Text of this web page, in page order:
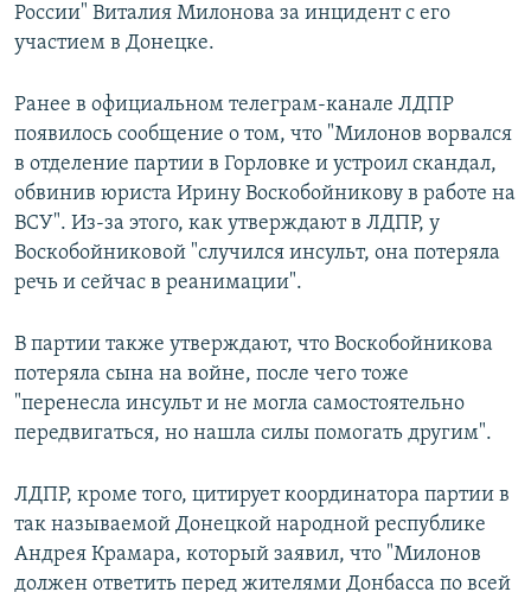
России" Виталия Милонова за инцидент с его
участием в Донецке.
Ранее в официальном телеграм-канале ЛДПР
появилось сообщение о том, что "Милонов ворвался
в отделение партии в Горловке и устроил скандал,
обвинив юриста Ирину Воскобойникову в работе на
ВСУ". Из-за этого, как утверждают в ЛДПР, у
Воскобойниковой "случился инсульт, она потеряла
речь и сейчас в реанимации".
В партии также утверждают, что Воскобойникова
потеряла сына на войне, после чего тоже
"перенесла инсульт и не могла самостоятельно
передвигаться, но нашла силы помогать другим".
ЛДПР, кроме того, цитирует координатора партии в
так называемой Донецкой народной республике
Андрея Крамара, который заявил, что "Милонов
должен ответить перед жителями Донбасса по всей